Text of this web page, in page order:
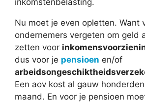
Nu moet je even opletten. Want
ondernemers vergeten om geld
zetten voor
dus voor je pensioen en/of
Een aov kost al gauw honderden
maand. En voor je pensioen